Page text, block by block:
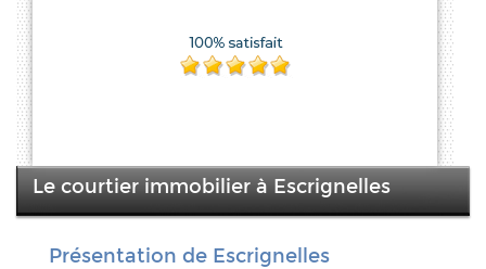
Le courtier immobilier à Escrignelles
Présentation de Escrignelles